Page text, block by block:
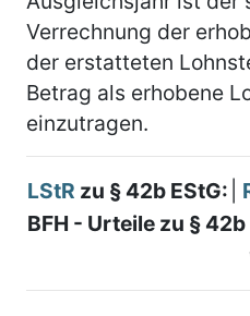
Verrechnung der
der erstatteten
Betrag als erhobene
einzutragen.
LStR zu § 42b EStG:
BFH - Urteile zu § 42b